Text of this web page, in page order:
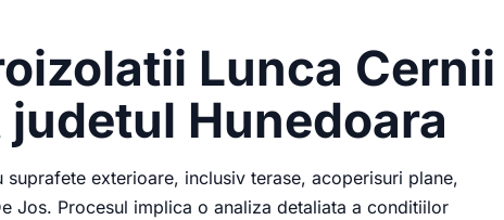
Lunca Cernii
Hunedoara
suprafete exterioare, inclusiv terase, acoperisuri plane,
Jos. Procesul implica o analiza detaliata a conditiilor